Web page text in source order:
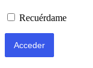
Recuérdame